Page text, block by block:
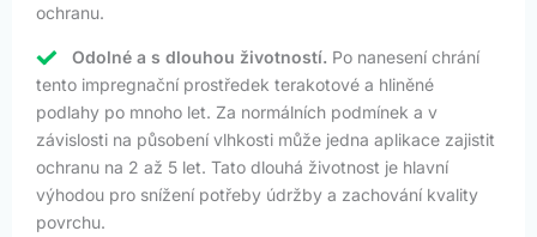
ochranu.
Odolné a s dlouhou životností. Po nanesení chrání
tento impregnační prostředek terakotové a hliněné
podlahy po mnoho let. Za normálních podmínek a v
závislosti na působení vlhkosti může jedna aplikace zajistit
ochranu na 2 až 5 let. Tato dlouhá životnost je hlavní
výhodou pro snížení potřeby údržby a zachování kvality
povrchu.